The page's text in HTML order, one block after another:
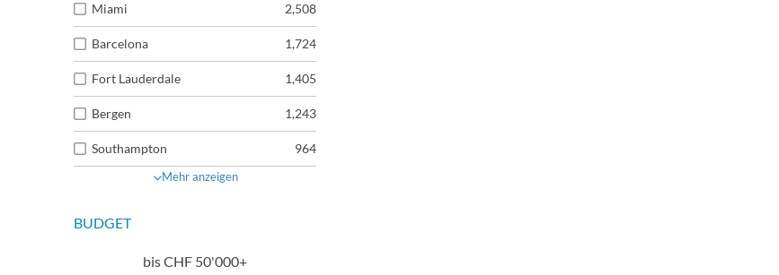
Miami 2,508
Barcelona 1,724
Fort Lauderdale 1,405
Bergen 1,243
Southampton 964
Mehr anzeigen
BUDGET
bisCHF 50'000+